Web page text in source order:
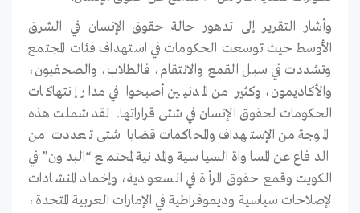
وأشار التقرير إلى تدهور حالة حقوق الإنسان في الشرق
الأوسط حيث توسعت الحكومات في استهداف فئات المجتمع
وتشددت في سبل القمع والانتقام، فالطلاب، والصحفيون،
والأكاديمون، وكثير من المدنيين أصبحوا في مدار إنتهاكات
الحكومات لحقوق الإنسان في شتى قراراتها. لقد شملت هذه
الموجة من الإستهداف والمحاكمات قضايا شتى تعددت من
الدفاع عن المساواة السياسية والمدنية لمجتمع “البدون” في
الكويت وقمع حقوق المرأة في السعودية، وإخماد المنشادات
لإصلاحات سياسية وديموقراطية في الإمارات العربية المتحدة،